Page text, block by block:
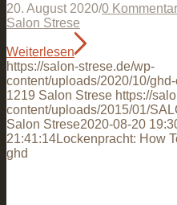
20. August 2020/0
Salon Strese
Weiterlesen
https://salon-strese.de/wp-
content/uploads/2020/10/
1219 Salon Strese https://
content/uploads/2015/01/
Salon Strese2020-08-20
21:41:14Lockenpracht: How
ghd